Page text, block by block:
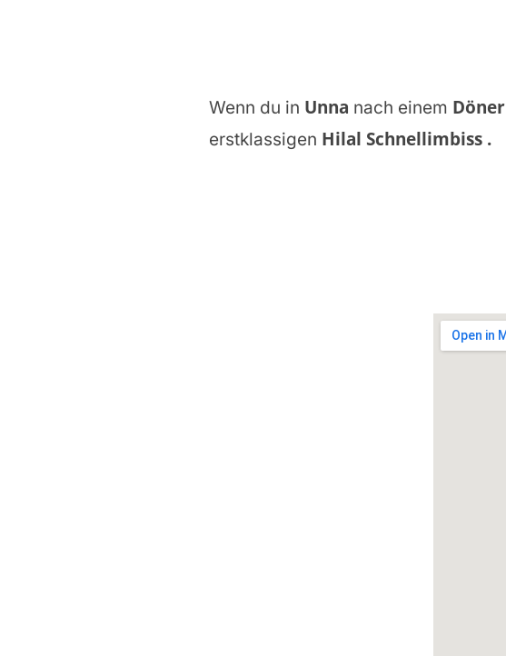
Wenn du in Unna nach einem Döner
erstklassigen Hilal Schnellimbiss .